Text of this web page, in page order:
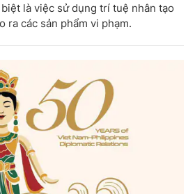
là việc sử dụng trí tuệ nhân tạo
ra các sản phẩm vi phạm.